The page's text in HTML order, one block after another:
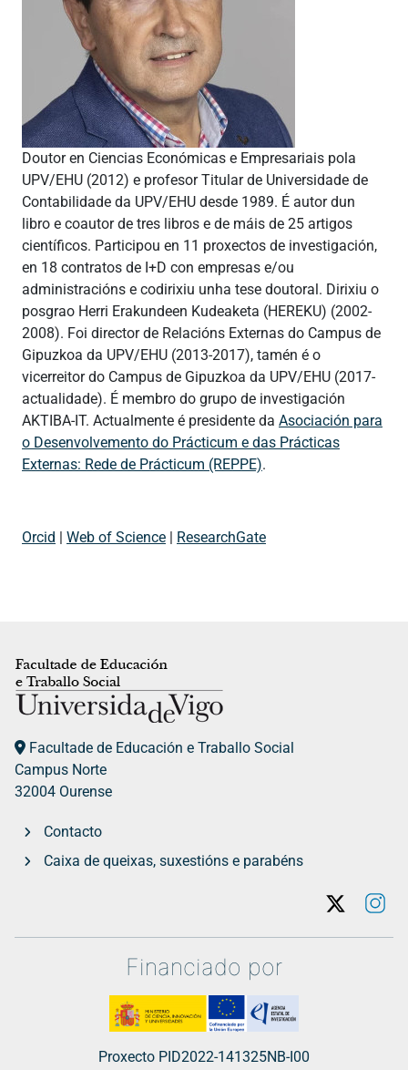
Doutor en Ciencias Económicas e Empresariais pola
UPV/EHU (2012) e profesor Titular de Universidade de
Contabilidade da UPV/EHU desde 1989. É autor dun
libro e coautor de tres libros e de máis de 25 artigos
científicos. Participou en 11 proxectos de investigación,
en 18 contratos de I+D con empresas e/ou
administracións e codirixiu unha tese doutoral. Dirixiu o
posgrao Herri Erakundeen Kudeaketa (HEREKU) (2002-
2008). Foi director de Relacións Externas do Campus de
Gipuzkoa da UPV/EHU (2013-2017), tamén é o
vicerreitor do Campus de Gipuzkoa da UPV/EHU (2017-
actualidade). É membro do grupo de investigación
AKTIBA-IT. Actualmente é presidente da Asociación para
o Desenvolvemento do Prácticum e das Prácticas
Externas: Rede de Prácticum (REPPE).
Orcid Web of Science ResearchGate
Facultade de Educación e Traballo Social
Campus Norte
32004 Ourense
Contacto
Caixa de queixas, suxestións e parabéns
Twitter
Financiado por
Proxecto PID2022-141325NB-I00